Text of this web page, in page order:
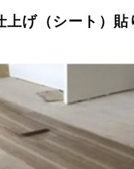
上げ（シート）貼